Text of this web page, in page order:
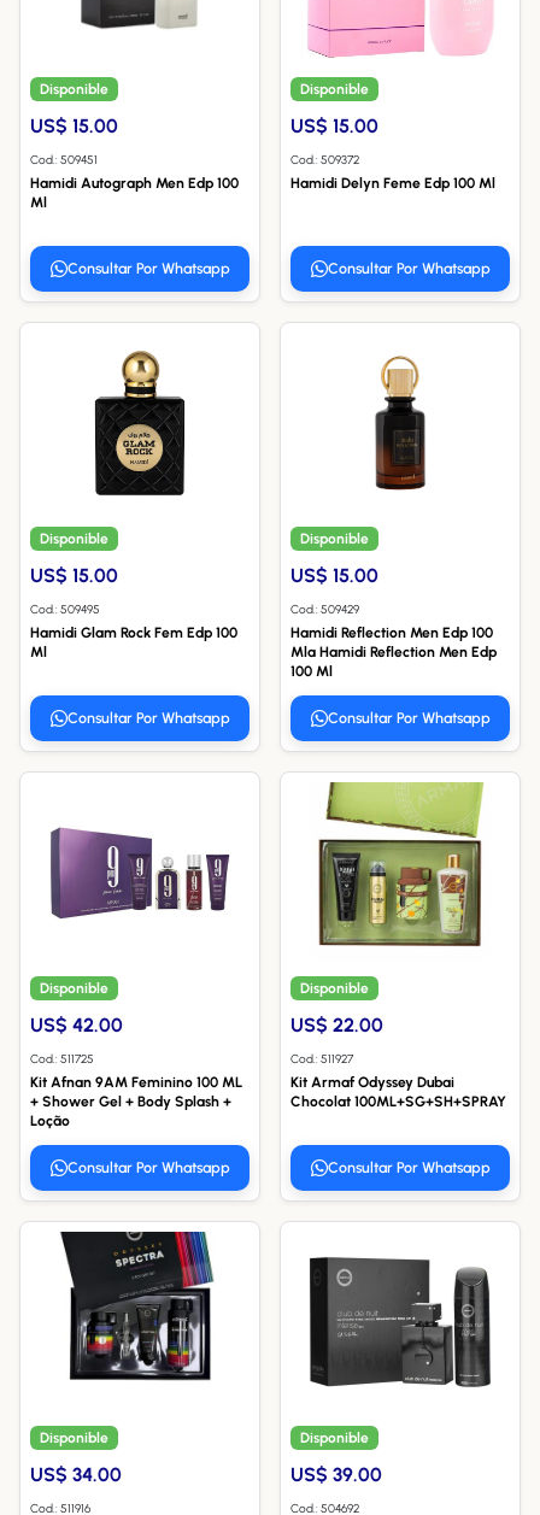
Disponible
US$ 15.00
Cod.: 509451
Hamidi Autograph Men Edp 100
Ml
Consultar Por Whatsapp
Disponible
US$ 15.00
Cod.: 509372
Hamidi Delyn Feme Edp 100 Ml
Consultar Por Whatsapp
Disponible
US$ 15.00
Cod.: 509495
Hamidi Glam Rock Fem Edp 100
Ml
Consultar Por Whatsapp
Disponible
US$ 15.00
Cod.: 509429
Hamidi Reflection Men Edp 100
Mla Hamidi Reflection Men Edp
100 Ml
Consultar Por Whatsapp
Disponible
US$ 42.00
Cod.: 511725
Kit Afnan 9AM Feminino 100 ML
+ Shower Gel + Body Splash +
Loção
Consultar Por Whatsapp
Disponible
US$ 22.00
Cod.: 511927
Kit Armaf Odyssey Dubai
Chocolat 100ML+SG+SH+SPRAY
Consultar Por Whatsapp
Disponible
US$ 34.00
Cod.: 511916
Disponible
US$ 39.00
Cod.: 504692